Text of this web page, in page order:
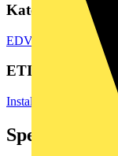
Kategorien
EDV &
ETIM Group
Installationsmaterial